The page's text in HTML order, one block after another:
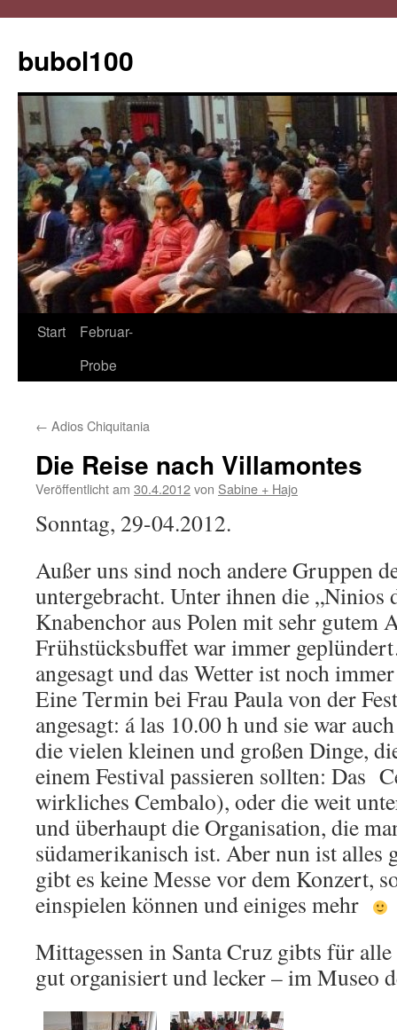
springen
bubol100
Start
Februar-
Probe
← Adios Chiquitania
Die Reise nach Villamontes
Veröffentlicht am 30.4.2012von Sabine + Hajo
Sonntag, 29-04.2012.
Außer uns sind noch andere Gruppen
untergebracht. Unter ihnen die „Ninios
Knabenchor aus Polen mit sehr gutem
Frühstücksbuffet war immer
angesagt und das Wetter ist noch
Eine Termin bei Frau Paula von der
angesagt: á las 10.00 h und sie war
die vielen kleinen und großen Dinge,
einem Festival passieren sollten: Das
wirkliches Cembalo), oder die weit
und überhaupt die Organisation, die
südamerikanisch ist. Aber nun ist alles
gibt es keine Messe vor dem Konzert,
einspielen können und einiges mehr
Mittagessen in Santa Cruz gibts für
gut organisiert und lecker – im Museo